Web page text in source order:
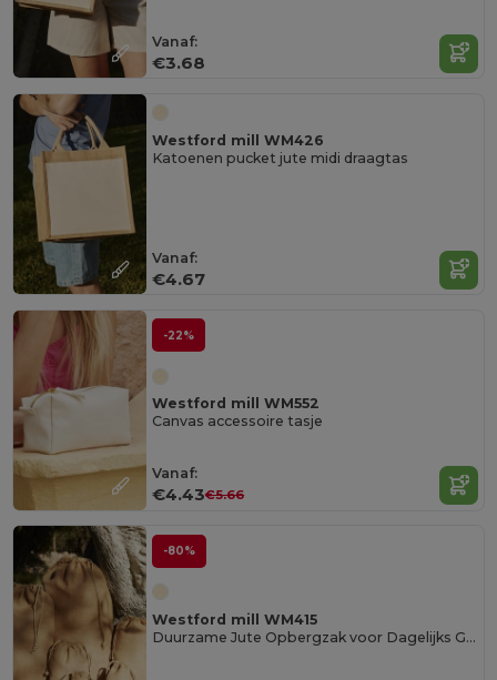
Vanaf:
€3.68
Westford mill WM426
Katoenen pucket jute midi draagtas
Vanaf:
€4.67
-22%
Westford mill WM552
Canvas accessoire tasje
Vanaf:
€4.43€5.66
-80%
Westford mill WM415
Duurzame Jute Opbergzak voor Dagelijks Gebruik